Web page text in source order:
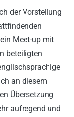
der Vorstellung
ein Meet-up mit
beteiligten
an diesem
Übersetzung
aufregend und